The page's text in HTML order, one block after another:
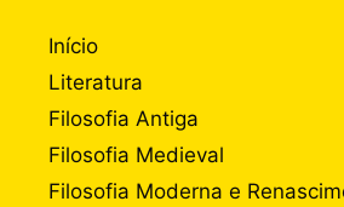
Início
Literatura
Filosofia Antiga
Filosofia Medieval
Filosofia Moderna e